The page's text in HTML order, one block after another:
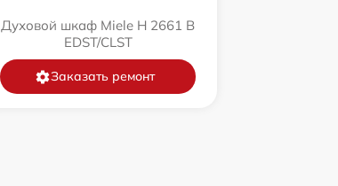
Духовой шкаф Miele H 2661 B
EDST/CLST
Заказать ремонт